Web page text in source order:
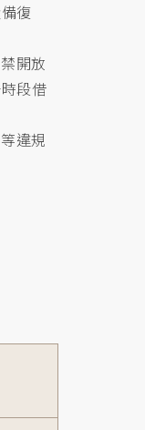
復
開放
段借
違規